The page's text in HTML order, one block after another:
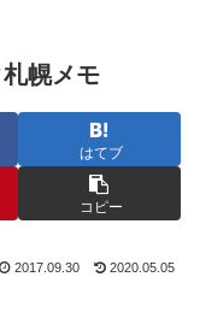
札幌メモ
はてブ
コピー
2017.09.30 2020.05.05